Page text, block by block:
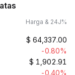
Harga & 24J%
$ 64,337.00
-0.80%
$ 1,902.91
-0.40%